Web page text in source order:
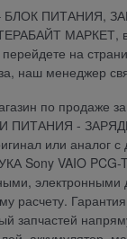
БЛОК ПИТАНИЯ,
МАРКЕТ,
на
наш менеджер
по продаже
ПИТАНИЯ -
или аналог
VAIO PCG-
электронными
расчету.
запчастей